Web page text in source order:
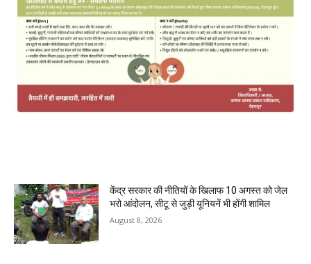
केंद्र सरकार की नीतियों के खिलाफ 10 अगस्त को जेल
भरो आंदोलन, सीटू से जुड़ी यूनियनें भी होंगी शामिल
August 8, 2026